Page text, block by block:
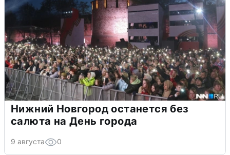
Нижний Новгород останется без
салюта на День города
9 августа 0